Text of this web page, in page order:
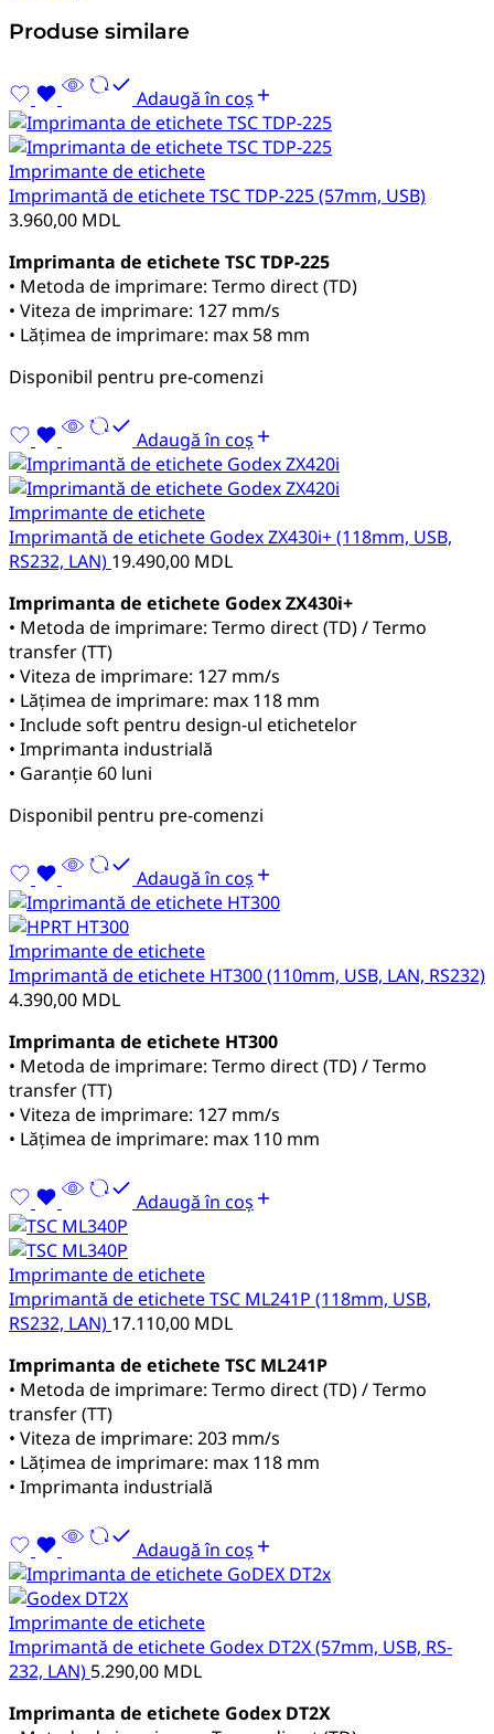
Produse similare
Adaugă în coș
Imprimante de etichete
Imprimantă de etichete TSC TDP-225 (57mm, USB)
3.960,00 MDL
Imprimanta de etichete TSC TDP-225
• Metoda de imprimare: Termo direct (TD)
• Viteza de imprimare: 127 mm/s
• Lățimea de imprimare: max 58 mm
Disponibil pentru pre-comenzi
Adaugă în coș
Imprimante de etichete
Imprimantă de etichete Godex ZX430i+ (118mm, USB,
RS232, LAN) 19.490,00 MDL
Imprimanta de etichete Godex ZX430i+
• Metoda de imprimare: Termo direct (TD) / Termo
transfer (TT)
• Viteza de imprimare: 127 mm/s
• Lățimea de imprimare: max 118 mm
• Include soft pentru design-ul etichetelor
• Imprimanta industrială
• Garanție 60 luni
Disponibil pentru pre-comenzi
Adaugă în coș
Imprimante de etichete
Imprimantă de etichete HT300 (110mm, USB, LAN, RS232)
4.390,00 MDL
Imprimanta de etichete HT300
• Metoda de imprimare: Termo direct (TD) / Termo
transfer (TT)
• Viteza de imprimare: 127 mm/s
• Lățimea de imprimare: max 110 mm
Adaugă în coș
Imprimante de etichete
Imprimantă de etichete TSC ML241P (118mm, USB,
RS232, LAN) 17.110,00 MDL
Imprimanta de etichete TSC ML241P
• Metoda de imprimare: Termo direct (TD) / Termo
transfer (TT)
• Viteza de imprimare: 203 mm/s
• Lățimea de imprimare: max 118 mm
• Imprimanta industrială
Adaugă în coș
Imprimante de etichete
Imprimantă de etichete Godex DT2X (57mm, USB, RS-
232, LAN) 5.290,00 MDL
Imprimanta de etichete Godex DT2X